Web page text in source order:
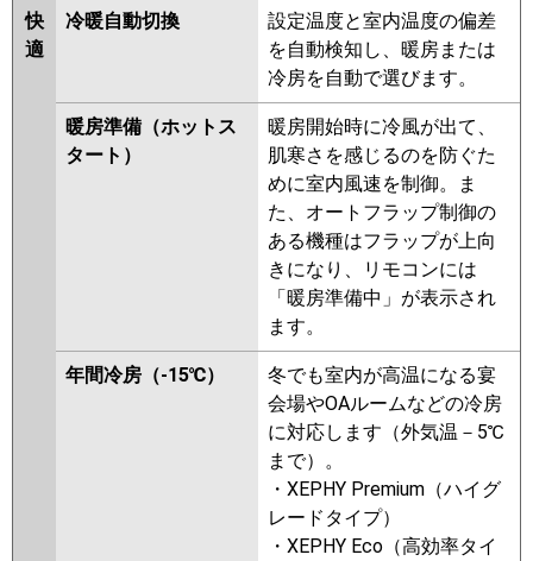
快
適
冷暖自動切換
設定温度と室内温度の偏差
を自動検知し、暖房または
冷房を自動で選びます。
暖房準備（ホットス
タート）
暖房開始時に冷風が出て、
肌寒さを感じるのを防ぐた
めに室内風速を制御。ま
た、オートフラップ制御の
ある機種はフラップが上向
きになり、リモコンには
「暖房準備中」が表示され
ます。
年間冷房（-15℃）
冬でも室内が高温になる宴
会場やOAルームなどの冷房
に対応します（外気温－5℃
まで）。
・XEPHY Premium（ハイグ
レードタイプ）
・XEPHY Eco（高効率タイ